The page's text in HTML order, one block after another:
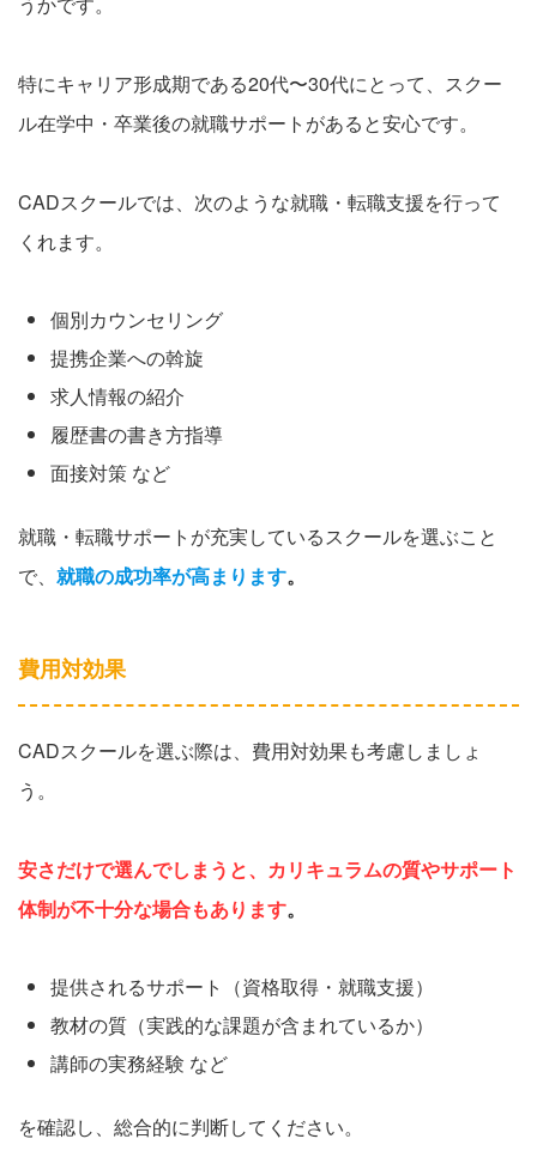
特にキャリア形成期である20代〜30代にとって、スクー
ル在学中・卒業後の就職サポートがあると安心です。
CADスクールでは、次のような就職・転職支援を行って
くれます。
個別カウンセリング
提携企業への斡旋
求人情報の紹介
履歴書の書き方指導
面接対策 など
就職・転職サポートが充実しているスクールを選ぶこと
で、 就職の成功率が高まります。
費用対効果
CADスクールを選ぶ際は、費用対効果も考慮しましょ
う。
安さだけで選んでしまうと、カリキュラムの質やサポート
体制が不十分な場合もあります。
提供されるサポート（資格取得・就職支援）
教材の質（実践的な課題が含まれているか）
講師の実務経験 など
を確認し、総合的に判断してください。